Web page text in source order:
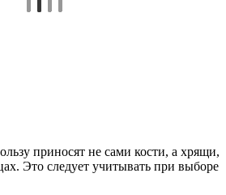
приносят не сами кости, а хрящи,
Это следует учитывать при выборе